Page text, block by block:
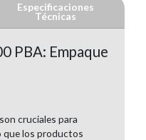
Especificaciones
Técnicas
PBA: Empaque
cruciales para
que los productos